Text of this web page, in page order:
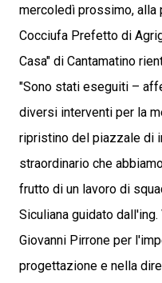
mercoledì prossimo, alla
Cocciufa Prefetto di
Casa" di Cantamatino
"Sono stati eseguiti –
diversi interventi per la
ripristino del piazzale di
straordinario che
frutto di un lavoro di
Siculiana guidato
Giovanni Pirrone per
progettazione e nella